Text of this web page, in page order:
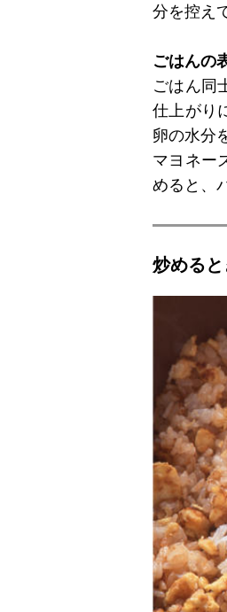
分を控え
ごはんの
ごはん同
仕上がり
卵の水分
マヨネー
めると、
炒める